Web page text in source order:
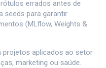
errados antes de
seeds para garantir
(MLflow, Weights &
projetos aplicados ao setor
marketing ou saúde.